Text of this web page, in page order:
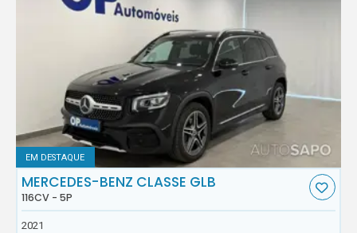
EM DESTAQUE
MERCEDES-BENZ CLASSE GLB
116CV - 5P
2021